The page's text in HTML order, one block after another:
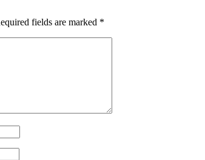
fields are marked *